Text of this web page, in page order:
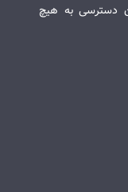
دسترسی به هیچ